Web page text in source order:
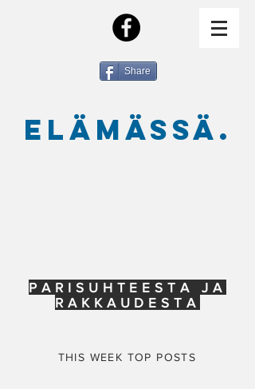
Share
ELÄMÄSSÄ.
PARISUHTEESTA JA
RAKKAUDESTA
THIS WEEK TOP POSTS